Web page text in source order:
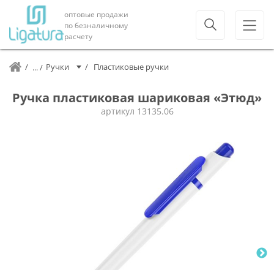
оптовые продажи
по безналичному
расчету
Ручки Пластиковые ручки
Ручка пластиковая шариковая «Этюд»
артикул 13135.06